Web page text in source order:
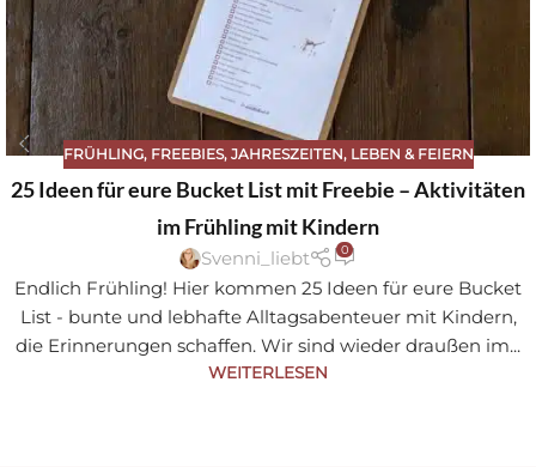
FRÜHLING, FREEBIES, JAHRESZEITEN, LEBEN & FEIERN
25 Ideen für eure Bucket List mit Freebie – Aktivitäten
im Frühling mit Kindern
Svenni_liebt 0
Endlich Frühling! Hier kommen 25 Ideen für eure Bucket
List - bunte und lebhafte Alltagsabenteuer mit Kindern,
die Erinnerungen schaffen. Wir sind wieder draußen im...
WEITERLESEN